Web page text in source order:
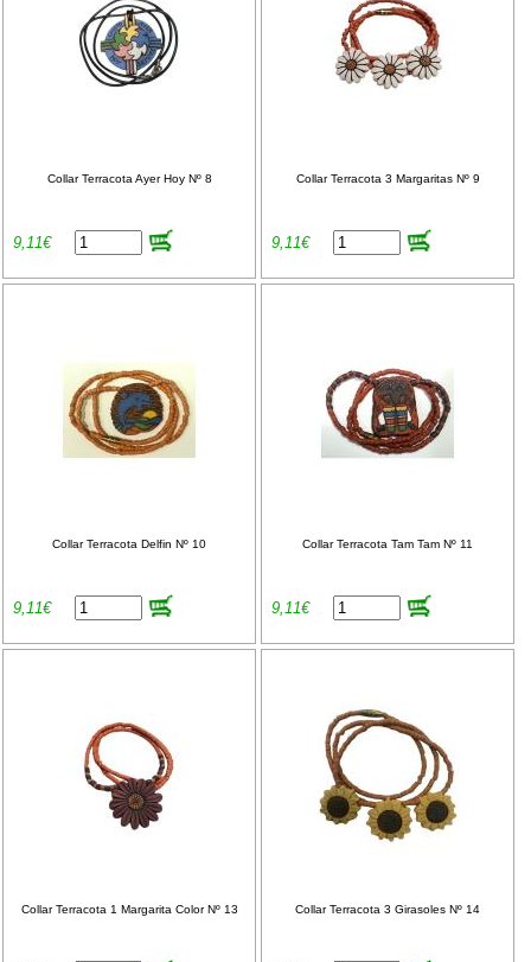
Collar Terracota Ayer Hoy Nº 8
9,11€
Collar Terracota 3 Margaritas Nº 9
9,11€
Collar Terracota Delfin Nº 10
9,11€
Collar Terracota Tam Tam Nº 11
9,11€
Collar Terracota 1 Margarita Color Nº 13 Collar Terracota 3 Girasoles Nº 14